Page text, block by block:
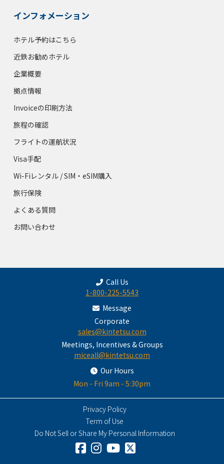
インフォメーション
ホテル予約はこちら
近鉄お勧めホテル
企業概要
拠点情報
Invoiceの印刷方法
旅程の確認
フライトの運航状況
Visa手配
Wi-Fiレンタル / SIM・eSIM購入
旅行保険
よくある質問
お問い合わせ
Call Us
1-800-225-5543
Message
Corporate
sales@kintetsu.com
Meetings, Incentives & Groups
miceall@kintetsu.com
Our Hours
Mon - Fri 9am - 5:30pm
Privacy Policy
Term of Use
Do Not Sell or Share My Personal Information